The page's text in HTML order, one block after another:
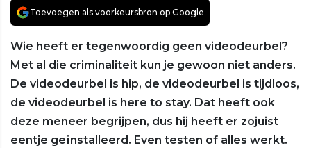
Toevoegen als voorkeursbron op Google
Wie heeft er tegenwoordig geen videodeurbel?
Met al die criminaliteit kun je gewoon niet anders.
De videodeurbel is hip, de videodeurbel is tijdloos,
de videodeurbel is here to stay. Dat heeft ook
deze meneer begrijpen, dus hij heeft er zojuist
eentje geïnstalleerd. Even testen of alles werkt.